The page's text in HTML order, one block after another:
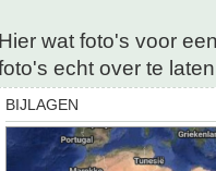
Hier wat foto's voor
echt over te
BIJLAGEN